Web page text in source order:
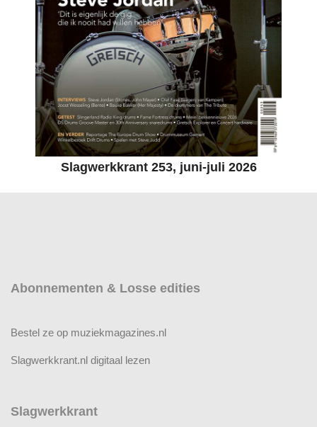
Slagwerkkrant 253, juni-juli 2026
Abonnementen & Losse edities
Bestel ze op muziekmagazines.nl
Slagwerkkrant.nl digitaal lezen
Slagwerkkrant